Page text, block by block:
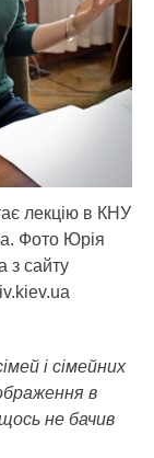
лекцію в КНУ
Фото Юрія
з сайту
і сімейних
в
не бачив